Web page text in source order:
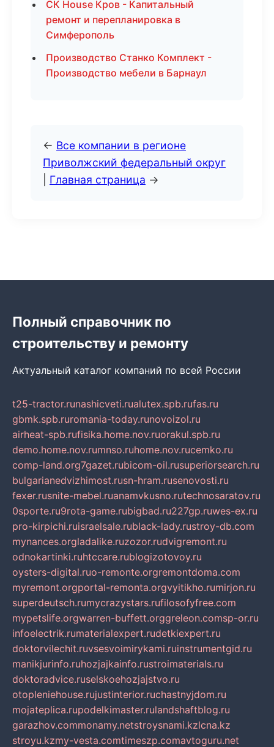
СК House Кров - Капитальный
ремонт и перепланировка в
Симферополь
Производство Станко Комплект -
Производство мебели в Барнаул
← Все компании в регионе
Приволжский федеральный округ
Главная страница →
Полный справочник по
строительству и ремонту
Актуальный каталог компаний по всей России
t25-tractor.runashicveti.rualutex.spb.rufas.ru
gbmk.spb.ruromania-today.runovoizol.ru
airheat-spb.rufisika.home.nov.ruorakul.spb.ru
demo.home.nov.rumnso.ruhome.nov.rucemko.ru
comp-land.org7gazet.rubicom-oil.rusuperiorsearch.ru
bulgarianedvizhimost.rusn-hram.rusenovosti.ru
fexer.rusnite-mebel.ruanamvkusno.rutechnosaratov.ru
0sporte.ru9rota-game.rubigbad.ru227gp.ruwes-ex.ru
pro-kirpichi.ruisraelsale.rublack-lady.rustroy-db.com
mynances.orgladalike.ruzozor.rudvigremont.ru
odnokartinki.ruhtccare.rublogizotovoy.ru
oysters-digital.ruo-remonte.orgremontdoma.com
myremont.orgportal-remonta.orgvyitikho.rumirjon.ru
superdeutsch.rumycrazystars.rufilosofyfree.com
mypetslife.orgwarren-buffett.orggreleon.comsp-or.ru
infoelectrik.rumaterialexpert.rudetkiexpert.ru
doktorvilechit.ruvsesvoimirykami.ruinstrumentgid.ru
manikjurinfo.ruhozjajkainfo.rustroimaterials.ru
doktoradvice.ruselskoehozjajstvo.ru
otopleniehouse.rujustinterior.ruchastnyjdom.ru
mojateplica.rupodelkimaster.rulandshaftblog.ru
garazhov.commonamy.netstroysnami.kzlcna.kz
stroyu.kzmy-vesta.comtimeszp.comavtoguru.net